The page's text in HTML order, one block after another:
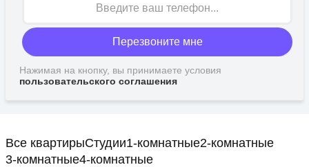
Перезвоните мне
Нажимая на кнопку, вы принимаете условия
пользовательского соглашения
Все квартирыСтудии1-комнатные2-комнатные
3-комнатные4-комнатные